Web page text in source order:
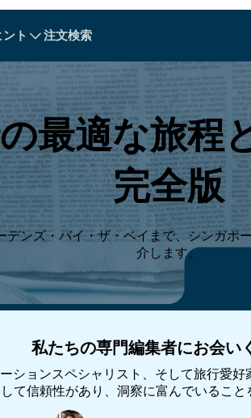
ト 注文検索
P - S
T - V
オーストリア ベ
カンボジア カ
クロアチア キ
エクアドル エ
P - S
T - V
ヨーロッパ
最適な旅程
完全版
ンズ・バイ・ザ・ベイまで、シンガ
介します。
私たちの専門編集者にお会い
ションスペシャリスト、そして旅行愛
して信頼性があり、洞察に富んでいること